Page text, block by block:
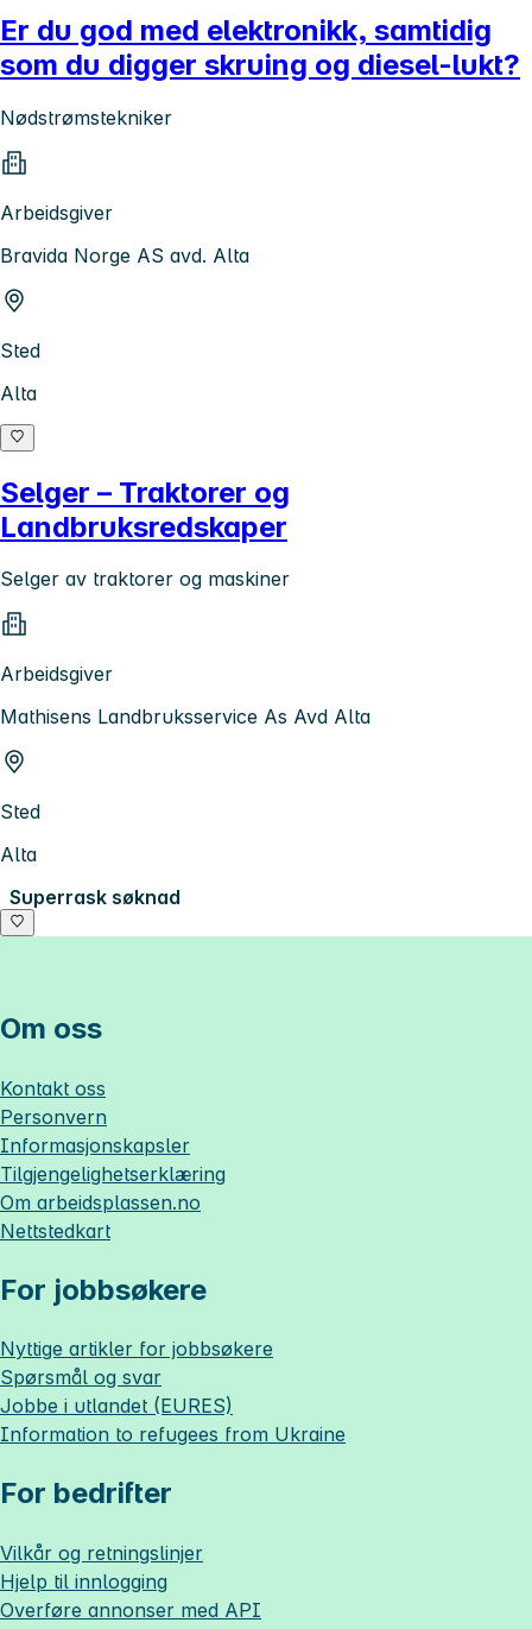
Er du god med elektronikk, samtidig
som du digger skruing og diesel-lukt?
Nødstrømstekniker
Arbeidsgiver
Bravida Norge AS avd. Alta
Sted
Alta
Selger – Traktorer og
Landbruksredskaper
Selger av traktorer og maskiner
Arbeidsgiver
Mathisens Landbruksservice As Avd Alta
Sted
Alta
Superrask søknad
Om oss
Kontakt oss
Personvern
Informasjonskapsler
Tilgjengelighetserklæring
Om arbeidsplassen.no
Nettstedkart
For jobbsøkere
Nyttige artikler for jobbsøkere
Spørsmål og svar
Jobbe i utlandet (EURES)
Information to refugees from Ukraine
For bedrifter
Vilkår og retningslinjer
Hjelp til innlogging
Overføre annonser med API